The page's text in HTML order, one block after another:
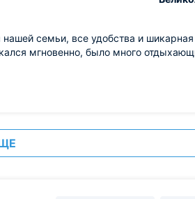
семьи, все удобства и шикарная
мгновенно, было много